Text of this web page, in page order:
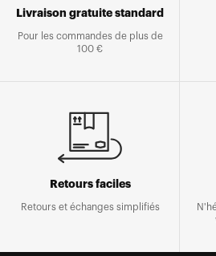
Livraison gratuite standard
Pour les commandes de plus de
100 €
Retours faciles
Retours et échanges simplifiés